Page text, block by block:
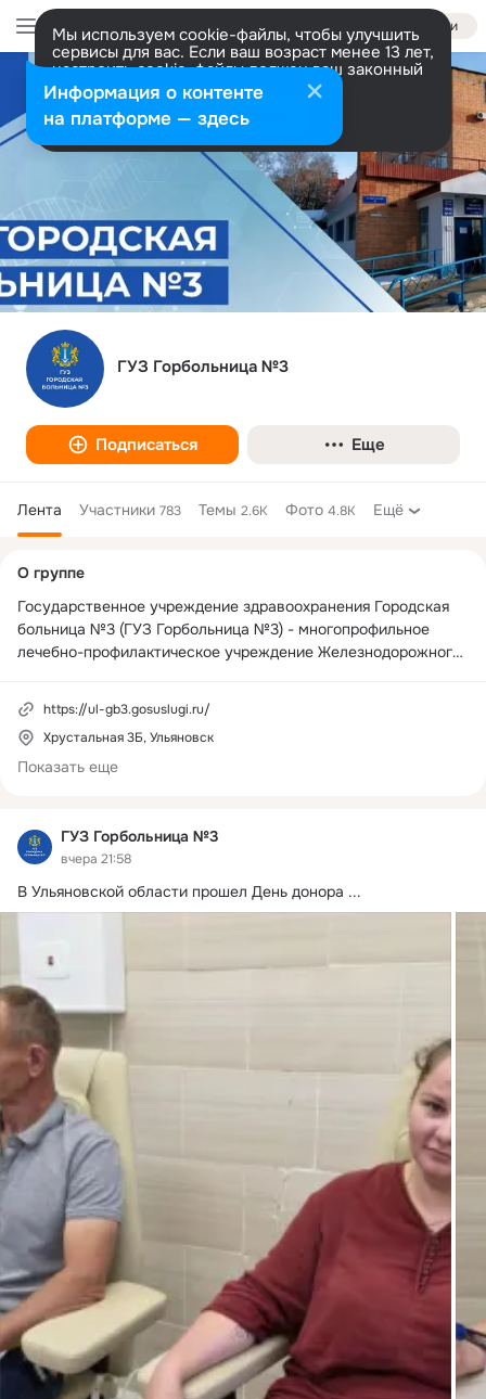
Войти
Мы используем cookie-файлы, чтобы улучшить
сервисы для вас. Если ваш возраст менее 13 лет,
настроить cookie-файлы должен ваш законный
представитель. Больше информации
Разрешить все Настроить
ГУЗ Горбольница №3
Подписаться Еще
Лента Участники 783 Темы 2.6K Фото 4.8K Ещё
ГУЗ Горбольница №3
вчера 21:58
В Ульяновской области прошел День донора ...
колонка
О группе
Государственное учреждение здравоохранения Городская
больница №3 (ГУЗ Горбольница №3) - многопрофильное
лечебно-профилактическое учреждение Железнодорожного
стационар с круглосуточным пребыванием больных на 107
коек (терапевтическое, гастроэнтерологическое и
неврологическое отделения), женскую консультацию,
стационар дневного пребывания, отделения врача общей
амбулатория с.Белый ключ, фельдшерско-акушерский
пункты: с.Аненково, с.Луговое, д.Кувшиновка,п.Плодовое.
https://ul-gb3.gosuslugi.ru/
Хрустальная 3Б, Ульяновск
Показать еще
Информация о контенте
на платформе — здесь